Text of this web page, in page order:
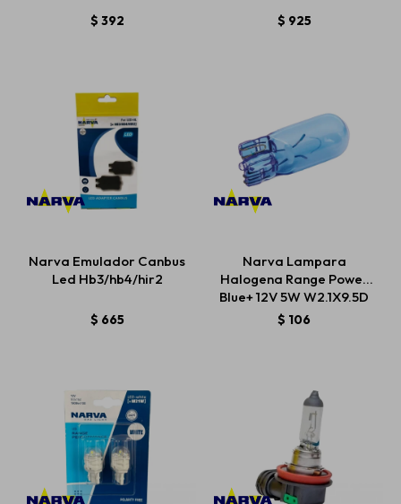
$ 392 $ 925
Narva Emulador Canbus
Led Hb3/hb4/hir2
$ 665
Narva Lampara
Halogena Range Power
Blue+ 12V 5W W2.1X9.5D
$ 106